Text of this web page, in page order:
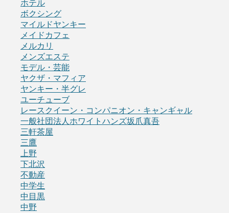
ホテル
ボクシング
マイルドヤンキー
メイドカフェ
メルカリ
メンズエステ
モデル・芸能
ヤクザ・マフィア
ヤンキー・半グレ
ユーチューブ
レースクイーン・コンパニオン・キャンギャル
一般社団法人ホワイトハンズ坂爪真吾
三軒茶屋
三鷹
上野
下北沢
不動産
中学生
中目黒
中野